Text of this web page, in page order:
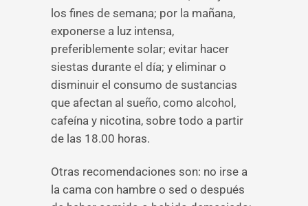
los fines de semana; por la mañana,
exponerse a luz intensa,
preferiblemente solar; evitar hacer
siestas durante el día; y eliminar o
disminuir el consumo de sustancias
que afectan al sueño, como alcohol,
cafeína y nicotina, sobre todo a partir
de las 18.00 horas.
Otras recomendaciones son: no irse a
la cama con hambre o sed o después